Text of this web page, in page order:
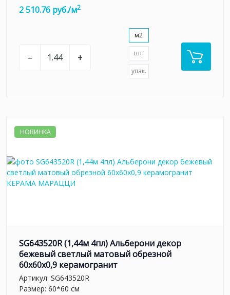
2 510.76 руб./м2
– +
м2
шт.
упак.
НОВИНКА
SG643520R (1,44м 4пл) Альберони декор
бежевый светлый матовый обрезной
60x60x0,9 керамогранит
Артикул: SG643520R
Размер: 60*60 см